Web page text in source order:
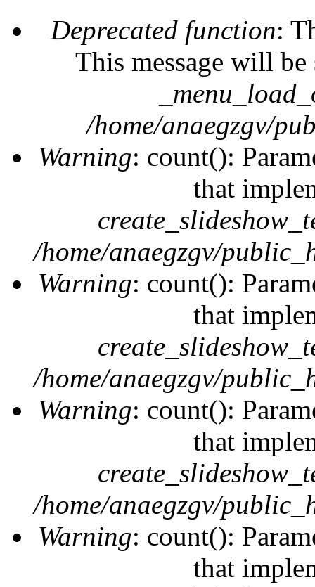
Deprecated function:
This message will
/home/anaegzgv/
Warning: count():
that
/home/anaegzgv/
Warning: count():
that
/home/anaegzgv/
Warning: count():
that
/home/anaegzgv/
Warning: count():
that